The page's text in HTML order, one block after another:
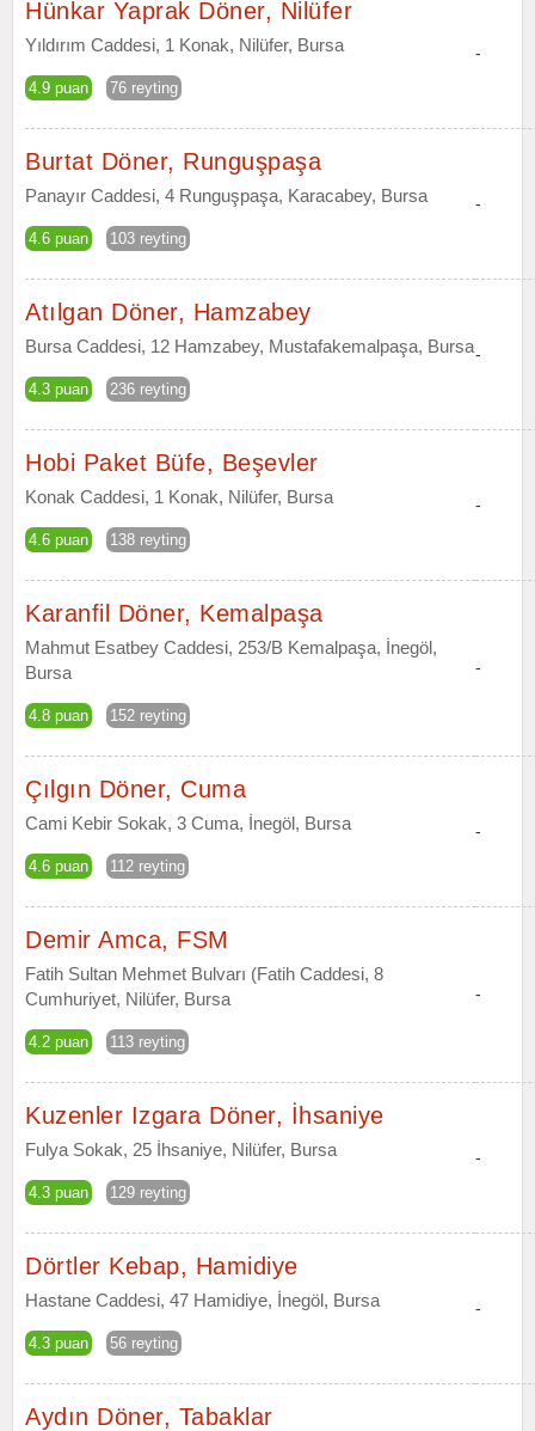
Hünkar Yaprak Döner, Nilüfer
Yıldırım Caddesi, 1 Konak, Nilüfer, Bursa
4.9 puan 76 reyting
-
Burtat Döner, Runguşpaşa
Panayır Caddesi, 4 Runguşpaşa, Karacabey, Bursa
4.6 puan 103 reyting
-
Atılgan Döner, Hamzabey
Bursa Caddesi, 12 Hamzabey, Mustafakemalpaşa, Bursa
4.3 puan 236 reyting
-
Hobi Paket Büfe, Beşevler
Konak Caddesi, 1 Konak, Nilüfer, Bursa
4.6 puan 138 reyting
-
Karanfil Döner, Kemalpaşa
Mahmut Esatbey Caddesi, 253/B Kemalpaşa, İnegöl,
Bursa
4.8 puan 152 reyting
-
Çılgın Döner, Cuma
Cami Kebir Sokak, 3 Cuma, İnegöl, Bursa
4.6 puan 112 reyting
-
Demir Amca, FSM
Fatih Sultan Mehmet Bulvarı (Fatih Caddesi, 8
Cumhuriyet, Nilüfer, Bursa
4.2 puan 113 reyting
-
Kuzenler Izgara Döner, İhsaniye
Fulya Sokak, 25 İhsaniye, Nilüfer, Bursa
4.3 puan 129 reyting
-
Dörtler Kebap, Hamidiye
Hastane Caddesi, 47 Hamidiye, İnegöl, Bursa
4.3 puan 56 reyting
-
Aydın Döner, Tabaklar